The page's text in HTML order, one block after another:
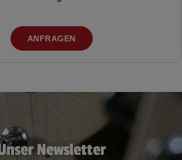
ANFRAGEN
Newsletter